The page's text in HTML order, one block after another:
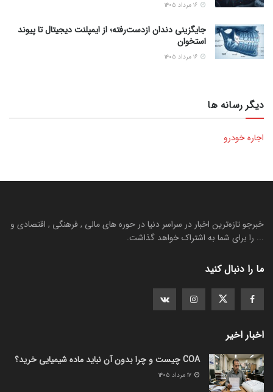
جایگزینی دندان ازدست‌رفته؛ از ایمپلنت دیجیتال تا پیوند
استخوان
دیگر رسانه ها
اجاره خودرو
خبرجو تازه‌ترین اخبار در سراسر دنیا در حوره های مالی , فرهنگی , اقتصادی و
... را برای شما به اشتراک خواهد گذاشت.
ما را دنبال کنید
اخبار اخیر
COA چیست و چرا بدون آن نباید ماده شیمیایی خرید؟